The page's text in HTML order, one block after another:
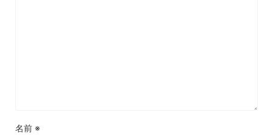
名前 ※